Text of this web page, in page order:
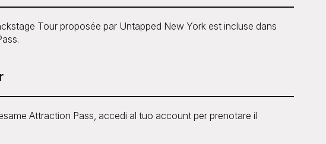
Tour proposée par Untapped New York est incluse dans
Attraction Pass, accedi al tuo account per prenotare il